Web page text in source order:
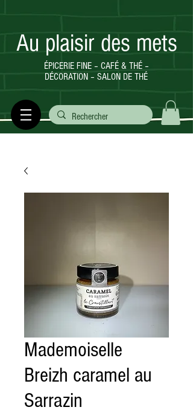
ÉPICERIE FINE – CAFÉ & THÉ –
DÉCORATION – SALON DE THÉ
Au plaisir des mets
Mademoiselle
Breizh caramel au
Sarrazin